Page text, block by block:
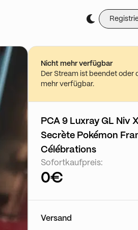
Nicht mehr verfügbar
Der Stream ist beendet oder
mehr verfügbar.
PCA 9 Luxray GL Niv
Secrète Pokémon
Célébrations
Sofortkaufpreis:
0€
Versand